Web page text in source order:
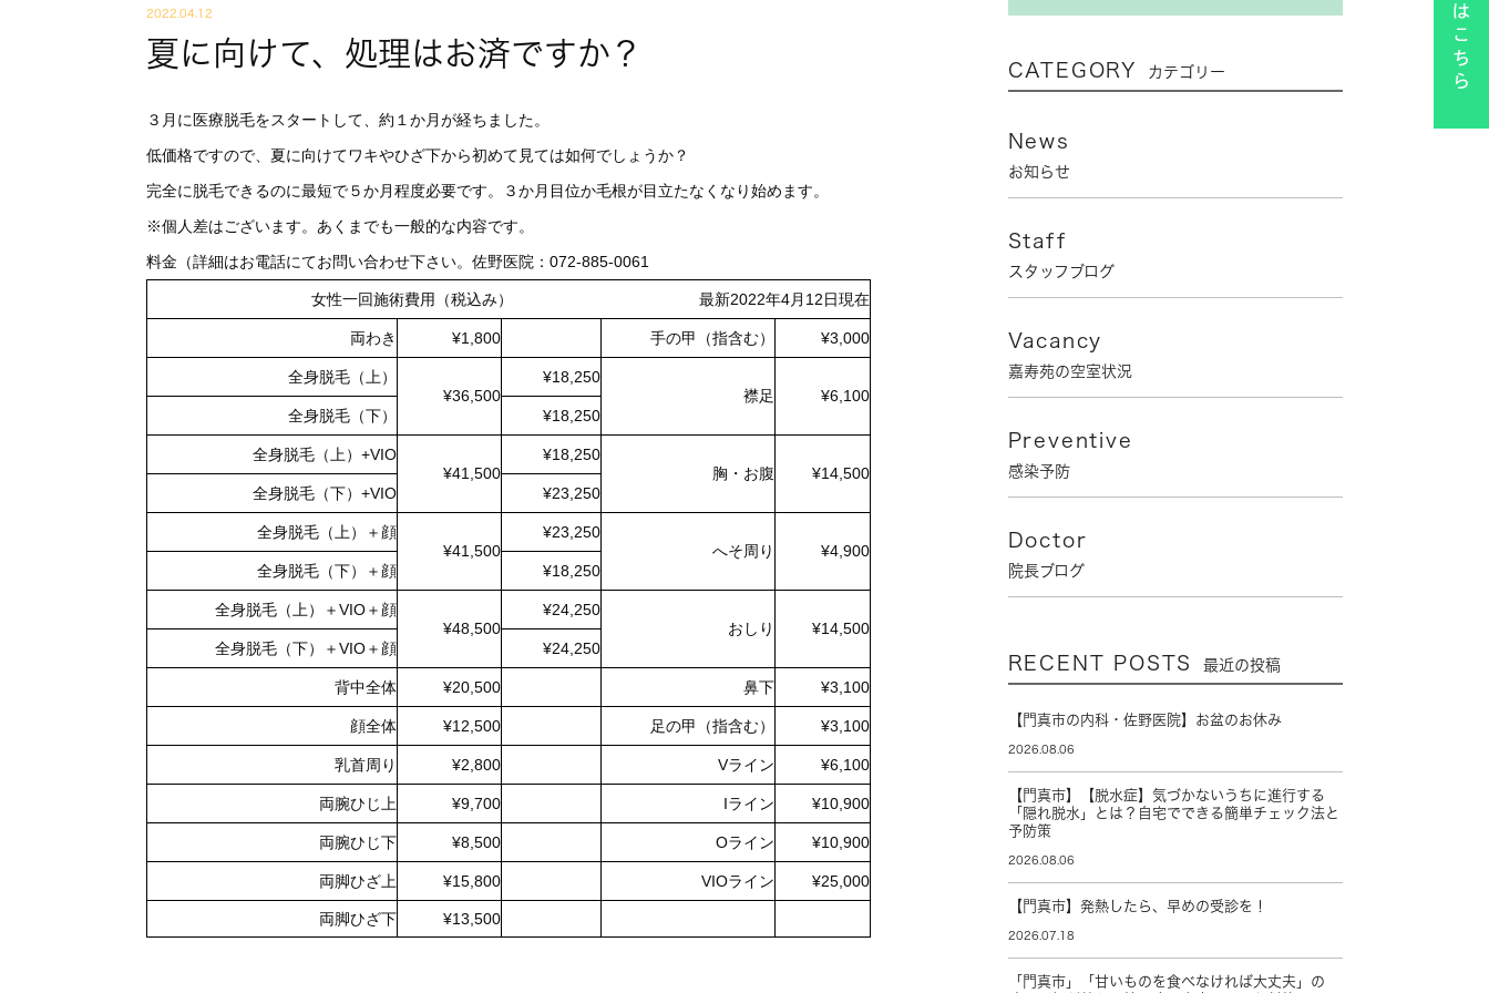
2022.04.12
夏に向けて、処理はお済ですか？
３月に医療脱毛をスタートして、約１か月が経ちました。
低価格ですので、夏に向けてワキやひざ下から初めて見ては如何でしょうか？
完全に脱毛できるのに最短で５か月程度必要です。３か月目位か毛根が目立たなくなり始めます。
※個人差はございます。あくまでも一般的な内容です。
料金（詳細はお電話にてお問い合わせ下さい。佐野医院：072-885-0061
女性一回施術費用（税込み） 最新2022年4月12日現在
両わき ¥1,800 手の甲（指含む） ¥3,000
全身脱毛（上）
¥36,500
¥18,250
襟足
¥6,100
全身脱毛（下）
¥18,250
全身脱毛（上）+VIO
¥41,500
¥18,250
胸・お腹
¥14,500
全身脱毛（下）+VIO
¥23,250
全身脱毛（上）＋顔
¥41,500
¥23,250
へそ周り
¥4,900
全身脱毛（下）＋顔
¥18,250
全身脱毛（上）＋VIO＋顔
¥48,500
¥24,250
おしり
¥14,500
全身脱毛（下）＋VIO＋顔
¥24,250
背中全体 ¥20,500 鼻下 ¥3,100
顔全体 ¥12,500 足の甲（指含む） ¥3,100
乳首周り ¥2,800 Vライン ¥6,100
両腕ひじ上 ¥9,700 Iライン ¥10,900
両腕ひじ下 ¥8,500 Oライン ¥10,900
両脚ひざ上 ¥15,800 VIOライン ¥25,000
両脚ひざ下 ¥13,500
CATEGORY カテゴリー
News
お知らせ
Staff
スタッフブログ
Vacancy
嘉寿苑の空室状況
Preventive
感染予防
Doctor
院長ブログ
RECENT POSTS 最近の投稿
【門真市の内科・佐野医院】お盆のお休み
2026.08.06
【門真市】【脱水症】気づかないうちに進行する
「隠れ脱水」とは？自宅でできる簡単チェック法と
予防策
2026.08.06
【門真市】発熱したら、早めの受診を！
2026.07.18
「門真市」「甘いものを食べなければ大丈夫」の